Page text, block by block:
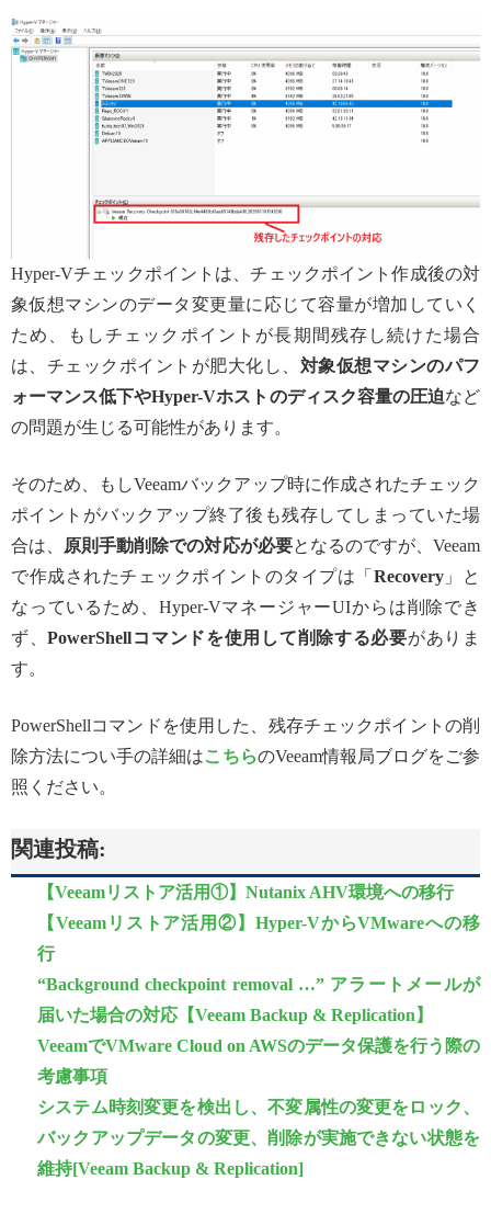
Hyper-Vチェックポイントは、チェックポイント作成後の対
象仮想マシンのデータ変更量に応じて容量が増加していく
ため、もしチェックポイントが長期間残存し続けた場合
は、チェックポイントが肥大化し、 対象仮想マシンのパフ
ォーマンス低下やHyper-Vホストのディスク容量の圧迫など
の問題が生じる可能性があります。
そのため、もしVeeamバックアップ時に作成されたチェック
ポイントがバックアップ終了後も残存してしまっていた場
合は、
原則手動削除での対応が必要となるのですが、Veeam
で作成されたチェックポイントのタイプは「 Recovery」と
なっているため、Hyper-VマネージャーUIからは削除でき
ず、PowerShellコマンドを使用して削除する必要がありま
す。
PowerShellコマンドを使用した、残存チェックポイントの削
除方法につい手の詳細はこちらのVeeam情報局ブログをご参
照ください。
関連投稿:
【Veeamリストア活用①】Nutanix AHV環境への移行
【Veeamリストア活用②】Hyper-VからVMwareへの移
行
“Background checkpoint removal …” アラートメールが
届いた場合の対応【Veeam Backup & Replication】
VeeamでVMware Cloud on AWSのデータ保護を行う際の
考慮事項
システム時刻変更を検出し、不変属性の変更をロック、
バックアップデータの変更、削除が実施できない状態を
維持[Veeam Backup & Replication]